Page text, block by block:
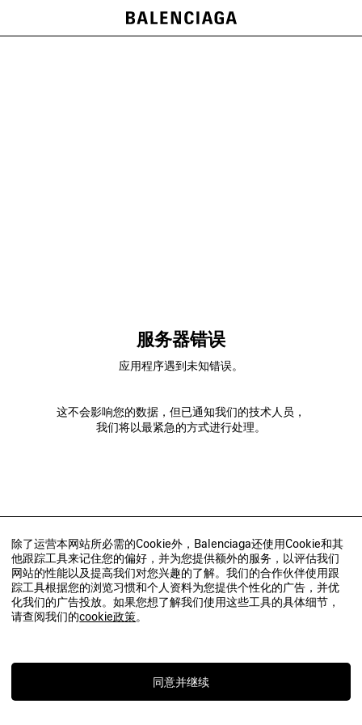
除了运营本网站所必需的Cookie外，Balenciaga还使用Cookie和其
他跟踪工具来记住您的偏好，并为您提供额外的服务，以评估我们
网站的性能以及提高我们对您兴趣的了解。我们的合作伙伴使用跟
踪工具根据您的浏览习惯和个人资料为您提供个性化的广告，并优
化我们的广告投放。如果您想了解我们使用这些工具的具体细节，
请查阅我们的cookie政策。
同意并继续
服务器错误
应用程序遇到未知错误。
这不会影响您的数据，但已通知我们的技术人员，
我们将以最紧急的方式进行处理。